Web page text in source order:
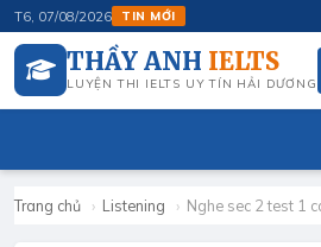
T6, 07/08/2026 TIN MỚI
THẦY ANH IELTS
LUYỆN THI IELTS UY TÍN HẢI DƯƠNG
Trang chủ › Listening › Nghe sec 2 test 1